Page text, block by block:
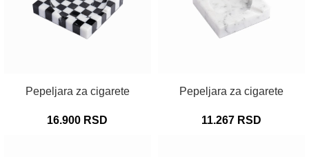
Pepeljara za cigarete
16.900 RSD
Pepeljara za cigarete
11.267 RSD